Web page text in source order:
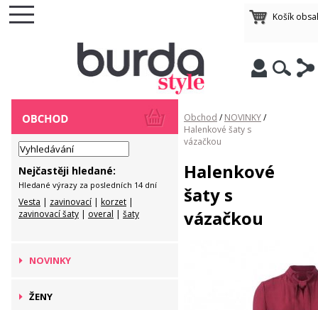
Košík
Nejčastěji hledané:
Hledané výrazy za posledních 14 dní
Vesta | zavinovací | korzet |
zavinovací šaty | overal | šaty
NOVINKY
ŽENY
Obchod / NOVINKY/
Halenkové šaty s
vázačkou
Halenkové
šaty s
vázačkou